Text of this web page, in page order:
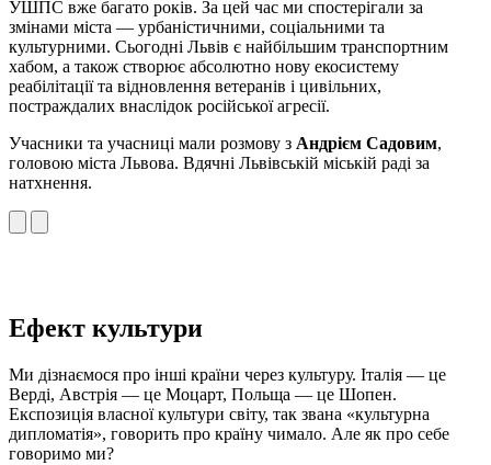
УШПС вже багато років. За цей час ми спостерігали за
змінами міста — урбаністичними, соціальними та
культурними. Сьогодні Львів є найбільшим транспортним
хабом, а також створює абсолютно нову екосистему
реабілітації та відновлення ветеранів і цивільних,
постраждалих внаслідок російської агресії.
Учасники та учасниці мали розмову з Андрієм Садовим,
головою міста Львова. Вдячні Львівській міській раді за
натхнення.
Ефект культури
Ми дізнаємося про інші країни через культуру. Італія — це
Верді, Австрія — це Моцарт, Польща — це Шопен.
Експозиція власної культури світу, так звана «культурна
дипломатія», говорить про країну чимало. Але як про себе
говоримо ми?